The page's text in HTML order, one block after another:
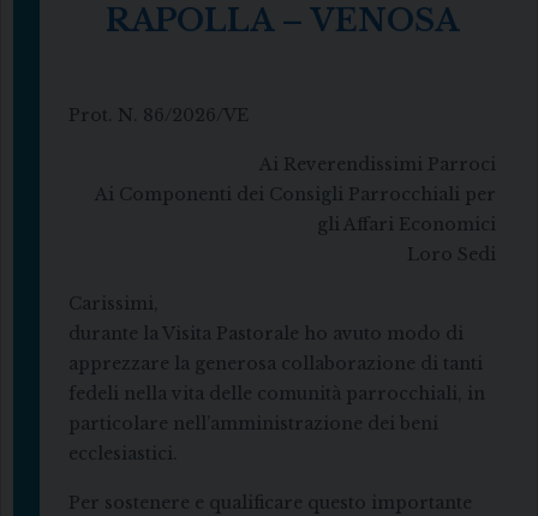
RAPOLLA – VENOSA
Prot. N. 86/2026/VE
Ai Reverendissimi Parroci
Ai Componenti dei Consigli Parrocchiali per
gli Affari Economici
Loro Sedi
Carissimi,
durante la Visita Pastorale ho avuto modo di
apprezzare la generosa collaborazione di tanti
fedeli nella vita delle comunità parrocchiali, in
particolare nell’amministrazione dei beni
ecclesiastici.
Per sostenere e qualificare questo importante